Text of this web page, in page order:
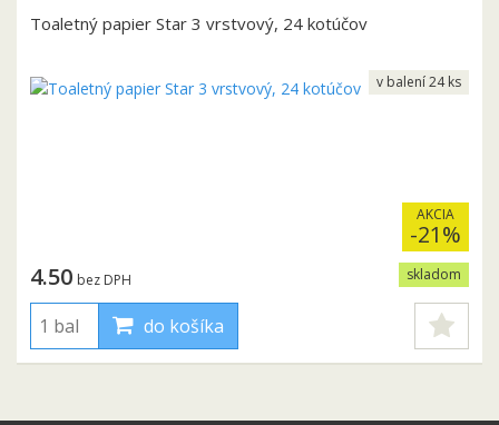
Toaletný papier Star 3 vrstvový, 24 kotúčov
AKCIA
-21%
skladom
4.50 bez DPH
do košíka
v balení 24 ks